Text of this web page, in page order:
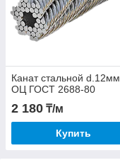
Канат стальной d.12мм
ОЦ ГОСТ 2688-80
2 180 ₸/м
Купить